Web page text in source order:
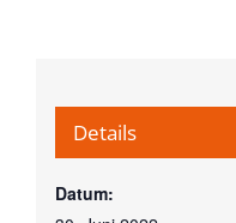
Details
Datum: